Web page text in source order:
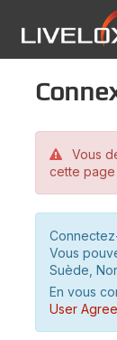
Vous
cette page
Vous
Suède,
En vous
User